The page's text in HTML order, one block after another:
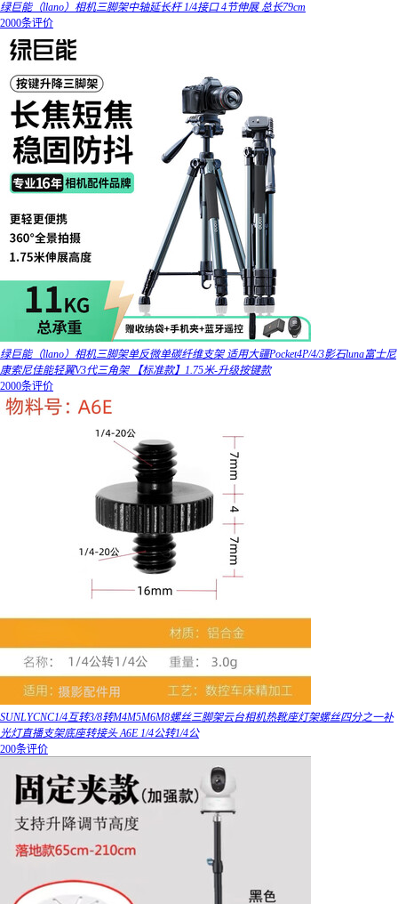
绿巨能（llano）相机三脚架中轴延长杆 1/4接口 4节伸展 总长79cm
2000条评价
绿巨能（llano）相机三脚架单反微单碳纤维支架 适用大疆Pocket4P/4/3影石luna富士尼
康索尼佳能轻翼V3代三角架 【标准款】1.75米-升级按键款
2000条评价
SUNLYCNC1/4互转3/8转M4M5M6M8螺丝三脚架云台相机热靴座灯架螺丝四分之一补
光灯直播支架底座转接头 A6E 1/4公转1/4公
200条评价